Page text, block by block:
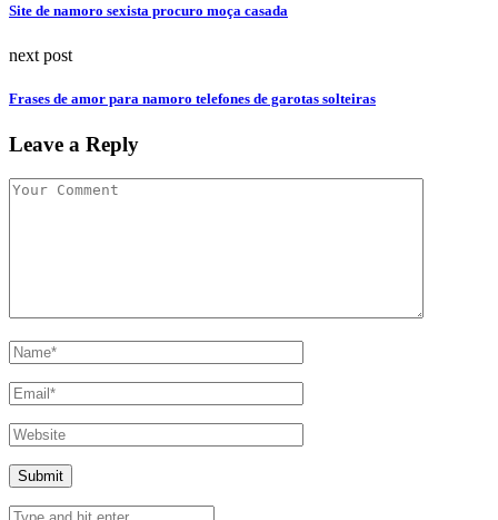
Site de namoro sexista procuro moça casada
next post
Frases de amor para namoro telefones de garotas solteiras
Leave a Reply